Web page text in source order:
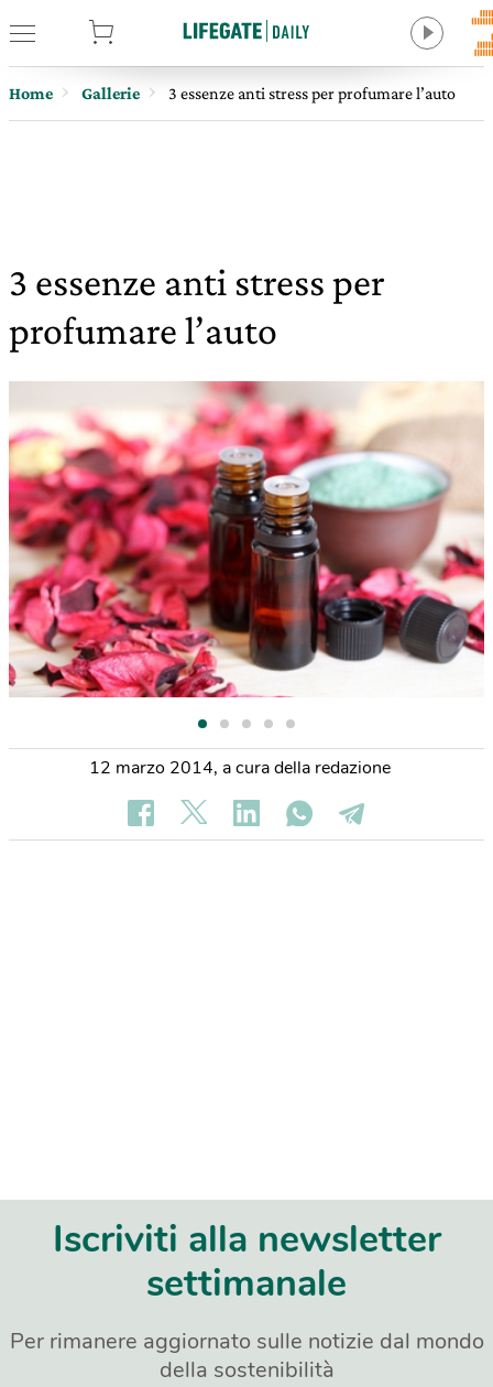
Home Gallerie 3 essenze anti stress per profumare l’auto
3 essenze anti stress per
profumare l’auto
12 marzo 2014, a cura della redazione
Iscriviti alla newsletter
settimanale
Per rimanere aggiornato sulle notizie dal mondo
della sostenibilità